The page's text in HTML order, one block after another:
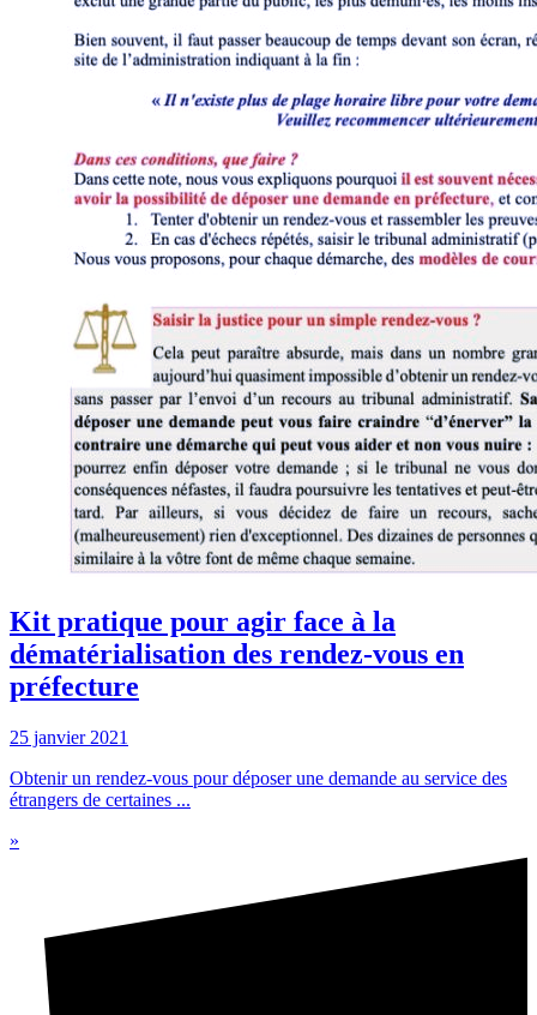
Kit pratique pour agir face à la
dématérialisation des rendez-vous en
préfecture
25 janvier 2021
Obtenir un rendez-vous pour déposer une demande au service des
étrangers de certaines ...
»